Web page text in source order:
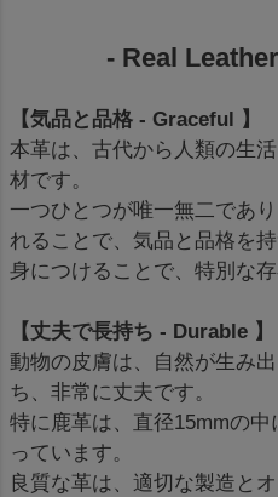
- Real
【気品と品格 - Graceful 】
本革は、古代から人類の生
材です。
一つひとつが唯一無二であ
れることで、気品と品格を
身につけることで、特別な存
【丈夫で長持ち - Durable 】
動物の皮膚は、自然が生み
ち、非常に丈夫です。
特に鹿革は、直径15mmの
っています。
良質な革は、適切な製造と